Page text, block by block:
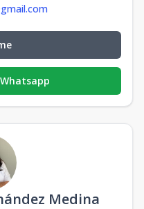
Medina